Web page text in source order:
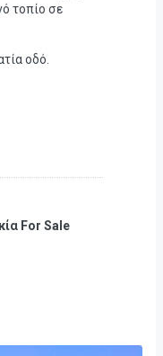
τοπίο σε
οδό.
For Sale